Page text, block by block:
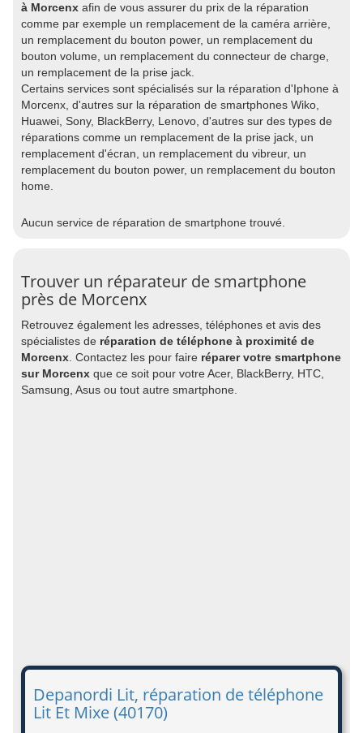
à Morcenx afin de vous assurer du prix de la réparation
comme par exemple un remplacement de la caméra arrière,
un remplacement du bouton power, un remplacement du
bouton volume, un remplacement du connecteur de charge,
un remplacement de la prise jack.
Certains services sont spécialisés sur la réparation d'Iphone à
Morcenx, d'autres sur la réparation de smartphones Wiko,
Huawei, Sony, BlackBerry, Lenovo, d'autres sur des types de
réparations comme un remplacement de la prise jack, un
remplacement d'écran, un remplacement du vibreur, un
remplacement du bouton power, un remplacement du bouton
home.
Aucun service de réparation de smartphone trouvé.
Trouver un réparateur de smartphone
près de Morcenx
Retrouvez également les adresses, téléphones et avis des
spécialistes de réparation de téléphone à proximité de
Morcenx . Contactez les pour faire réparer votre smartphone
sur Morcenx que ce soit pour votre Acer, BlackBerry, HTC,
Samsung, Asus ou tout autre smartphone.
Depanordi Lit, réparation de téléphone
Lit Et Mixe (40170)